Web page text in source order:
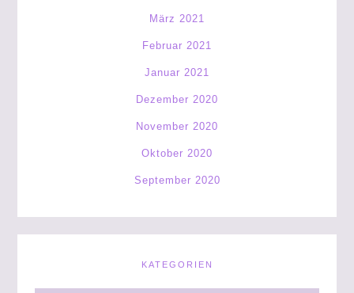
März 2021
Februar 2021
Januar 2021
Dezember 2020
November 2020
Oktober 2020
September 2020
KATEGORIEN